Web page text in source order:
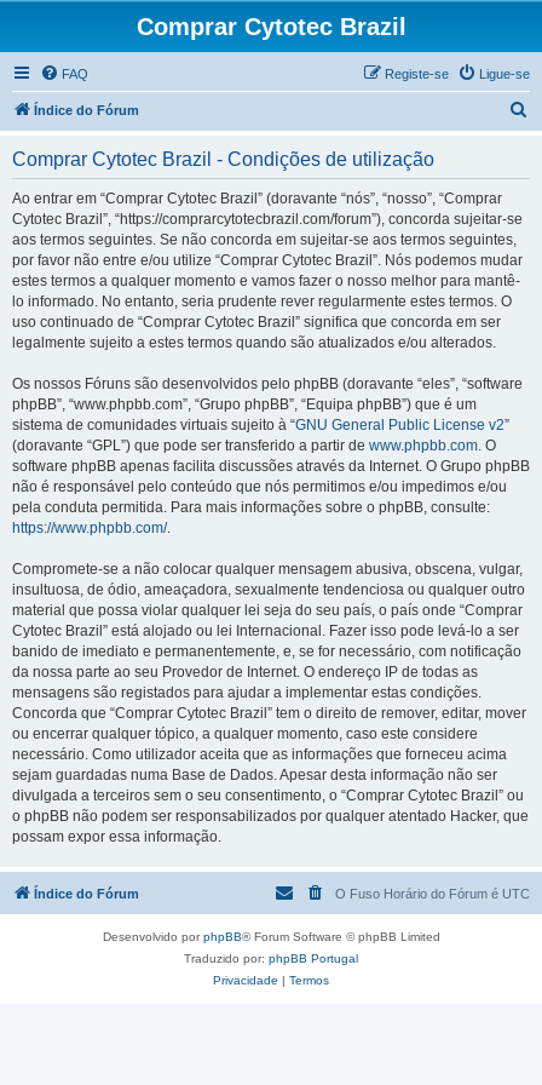
Comprar Cytotec Brazil
FAQ Ligue-se
Registe-se
Índice do Fórum
Comprar Cytotec Brazil - Condições de utilização
Ao entrar em “Comprar Cytotec Brazil” (doravante “nós”, “nosso”, “Comprar
Cytotec Brazil”, “https://comprarcytotecbrazil.com/forum”), concorda sujeitar-se
aos termos seguintes. Se não concorda em sujeitar-se aos termos seguintes,
por favor não entre e/ou utilize “Comprar Cytotec Brazil”. Nós podemos mudar
estes termos a qualquer momento e vamos fazer o nosso melhor para mantê-
lo informado. No entanto, seria prudente rever regularmente estes termos. O
uso continuado de “Comprar Cytotec Brazil” significa que concorda em ser
legalmente sujeito a estes termos quando são atualizados e/ou alterados.
Os nossos Fóruns são desenvolvidos pelo phpBB (doravante “eles”, “software
phpBB”, “www.phpbb.com”, “Grupo phpBB”, “Equipa phpBB”) que é um
sistema de comunidades virtuais sujeito à “GNU General Public License v2”
(doravante “GPL”) que pode ser transferido a partir de www.phpbb.com. O
software phpBB apenas facilita discussões através da Internet. O Grupo phpBB
não é responsável pelo conteúdo que nós permitimos e/ou impedimos e/ou
pela conduta permitida. Para mais informações sobre o phpBB, consulte:
https://www.phpbb.com/.
Compromete-se a não colocar qualquer mensagem abusiva, obscena, vulgar,
insultuosa, de ódio, ameaçadora, sexualmente tendenciosa ou qualquer outro
material que possa violar qualquer lei seja do seu país, o país onde “Comprar
Cytotec Brazil” está alojado ou lei Internacional. Fazer isso pode levá-lo a ser
banido de imediato e permanentemente, e, se for necessário, com notificação
da nossa parte ao seu Provedor de Internet. O endereço IP de todas as
mensagens são registados para ajudar a implementar estas condições.
Concorda que “Comprar Cytotec Brazil” tem o direito de remover, editar, mover
ou encerrar qualquer tópico, a qualquer momento, caso este considere
necessário. Como utilizador aceita que as informações que forneceu acima
sejam guardadas numa Base de Dados. Apesar desta informação não ser
divulgada a terceiros sem o seu consentimento, o “Comprar Cytotec Brazil” ou
o phpBB não podem ser responsabilizados por qualquer atentado Hacker, que
possam expor essa informação.
Índice do Fórum O Fuso Horário do Fórum é UTC
Desenvolvido porphpBB® Forum Software © phpBB Limited
Traduzido por: phpBB Portugal
Privacidade | Termos